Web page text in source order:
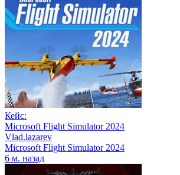
Кейс:
Microsoft Flight Simulator 2024
Vlad.lazarev
Microsoft Flight Simulator 2024
6 м. назад